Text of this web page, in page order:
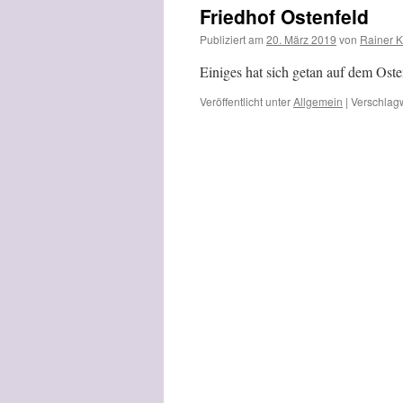
Friedhof Ostenfeld
Publiziert am 20. März 2019 von Rainer
Einiges hat sich getan auf dem
Veröffentlicht unterAllgemein |